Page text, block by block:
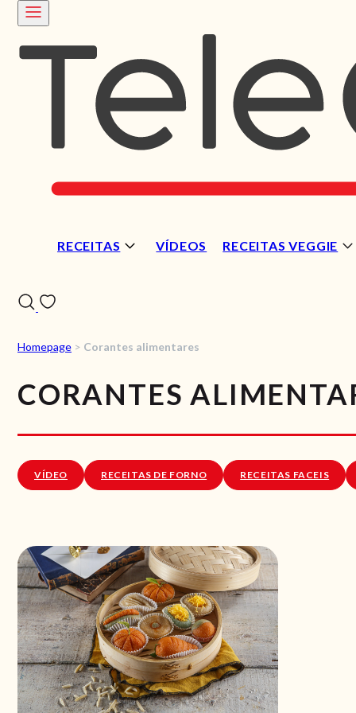
RECEITAS VÍDEOS RECEITAS VEGGIE
Homepage > Corantes alimentares
CORANTES
VÍDEO RECEITAS DE FORNO RECEITAS FACEIS